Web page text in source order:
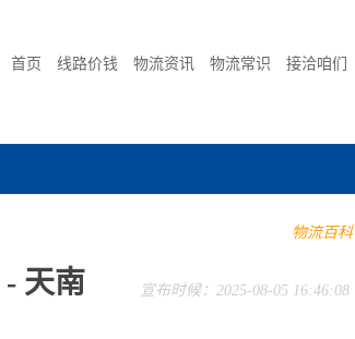
首页 线路价钱 物流资讯 物流常识 接洽咱们
物流百科
天南 宣布时候：2025-08-05 16:46:08